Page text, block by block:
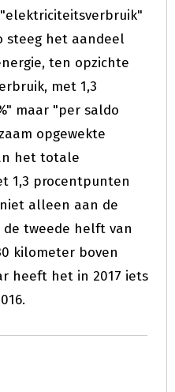
steeg het aandeel
ten opzichte
met 1,3
maar "per saldo
opgewekte
het totale
1,3 procentpunten
alleen aan de
tweede helft van
kilometer boven
heeft het in 2017 iets